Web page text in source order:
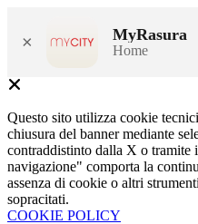
× MyRasura
Home
Questo sito utilizza cookie
chiusura del banner mediante
contraddistinto dalla X o tramite
navigazione" comporta la
assenza di cookie o altri
sopracitati.
COOKIE POLICY